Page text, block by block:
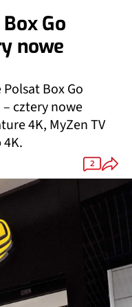
Go
nowe
Box Go
cztery nowe
4K, MyZen TV
4K.
2